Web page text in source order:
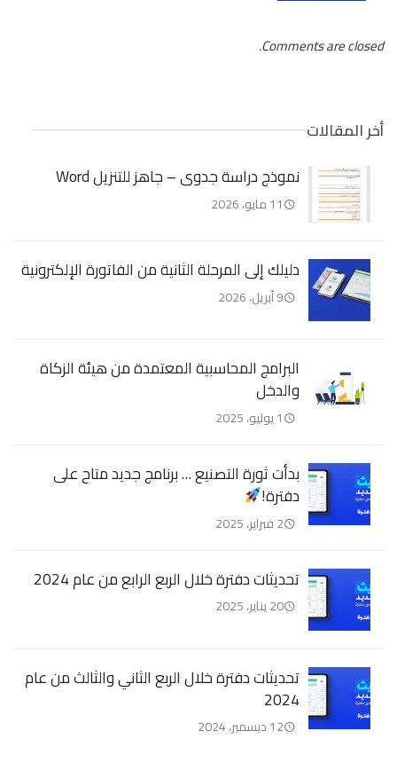
Comments are closed.
أخر المقالات
نموذج دراسة جدوى – جاهز للتنزيل Word
11 مايو، 2026
دليلك إلى المرحلة الثانية من الفاتورة الإلكترونية
9 أبريل، 2026
البرامج المحاسبية المعتمدة من هيئة الزكاة
والدخل
1 يوليو، 2025
بدأت ثورة التصنيع … برنامج جديد متاح على
دفترة!
2 فبراير، 2025
تحديثات دفترة خلال الربع الرابع من عام 2024
20 يناير، 2025
تحديثات دفترة خلال الربع الثاني والثالث من عام
2024
12 ديسمبر، 2024